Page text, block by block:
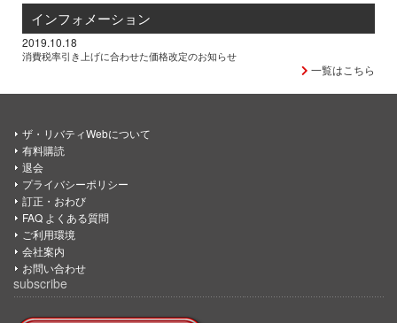
インフォメーション
2019.10.18
消費税率引き上げに合わせた価格改定のお知らせ
一覧はこちら
ザ・リバティWebについて
有料購読
退会
プライバシーポリシー
訂正・おわび
FAQ よくある質問
ご利用環境
会社案内
お問い合わせ
subscribe